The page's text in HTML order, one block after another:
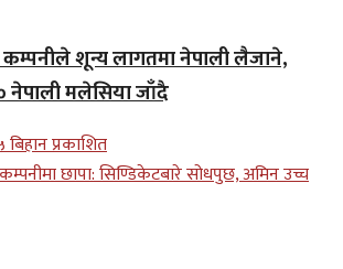
कम्पनीले शून्य लागतमा नेपाली लैजाने,
नेपाली मलेसिया जाँदै
प्रकाशित